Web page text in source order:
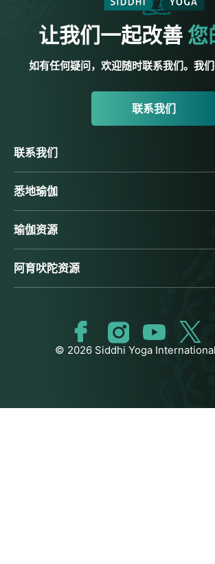
让我们一起改善 您
如有任何疑问，欢迎随时联系我们。我
联系我们
联系我们
悉地瑜伽
瑜伽资源
阿育吠陀资源
© 2026 Siddhi Yoga